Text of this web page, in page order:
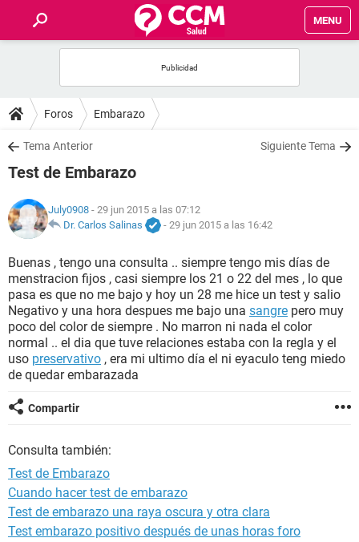
MENU
FOROS
SALUD
NUTRICIÓN
BIENESTAR
SEXUALIDAD
GLOSARIO
Foros Embarazo
Tema Anterior Siguiente Tema
Test de Embarazo
July0908 - 29 jun 2015 a las 07:12
Dr. Carlos Salinas
- 29 jun 2015 a las 16:42
Buenas , tengo una consulta .. siempre tengo mis días de
menstracion fijos , casi siempre los 21 o 22 del mes , lo que
pasa es que no me bajo y hoy un 28 me hice un test y salio
Negativo y una hora despues me bajo una sangre pero muy
poco del color de siempre . No marron ni nada el color
normal .. el dia que tuve relaciones estaba con la regla y el
uso preservativo , era mi ultimo día el ni eyaculo teng miedo
de quedar embarazada
Compartir
Consulta también:
Test de Embarazo
Cuando hacer test de embarazo
Test de embarazo una raya oscura y otra clara
Test embarazo positivo después de unas horas foro